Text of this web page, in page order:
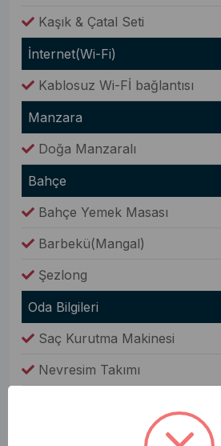
Kaşık & Çatal Seti
İnternet(Wi-Fi)
Kablosuz Wi-Fİ bağlantısı
Manzara
Doğa Manzaralı
Bahçe
Bahçe Yemek Masası
Barbekü(Mangal)
Şezlong
Oda Bilgileri
Saç Kurutma Makinesi
Nevresim Takımı